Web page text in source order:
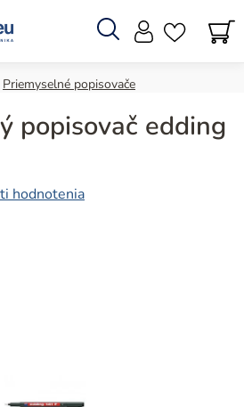
Hľadať
Priemyselné popisovače
popisovač edding
hodnotenia